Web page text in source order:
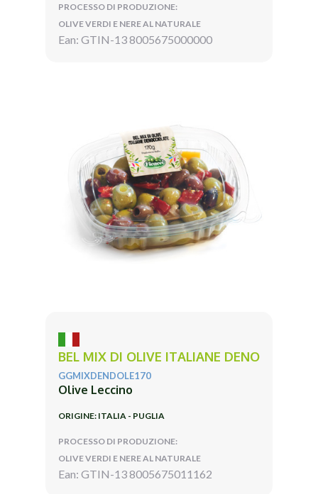
PROCESSO DI PRODUZIONE:
OLIVE VERDI E NERE AL NATURALE
Ean: GTIN-13 8005675000000
BEL MIX DI OLIVE ITALIANE DENO
GGMIXDENDOLE170
Olive Leccino
ORIGINE: ITALIA - PUGLIA
PROCESSO DI PRODUZIONE:
OLIVE VERDI E NERE AL NATURALE
Ean: GTIN-13 8005675011162